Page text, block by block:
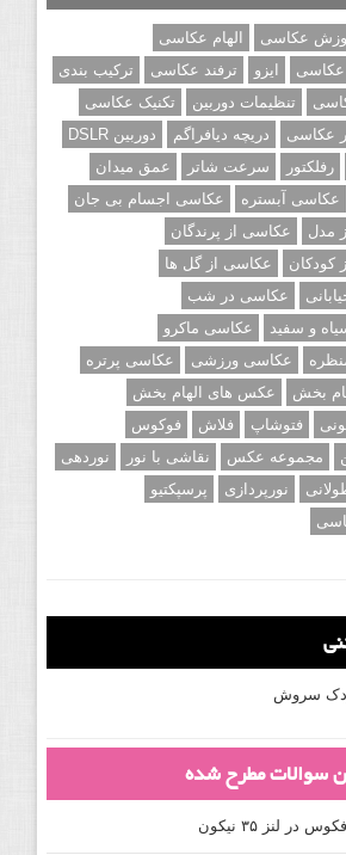
عکاسی
الهام عکاسی
عکاسی
ایزو ترفند عکاسی
ترکیب بندی
تنظیمات دوربین
تکنیک عکاسی
عکاسی
دریچه دیافراگم
دوربین DSLR
رفلکتور سرعت شاتر
عمق میدان
عکاسی آبستره
عکاسی اجسام بی جان
مدل
عکاسی از پرندگان
کودکان
عکاسی از گل ها
عکاسی در شب
و سفید
عکاسی ماکرو
عکاسی ورزشی
عکاسی پرتره
بخش
عکس های الهام بخش
فتوشاپ فلاش
فوکوس
مجموعه عکس نقاشی با نور
نوردهی
نورپردازی
پرسپکتیو
سروش
سوالات مطرح شده
لنز ۳۵ نیکون